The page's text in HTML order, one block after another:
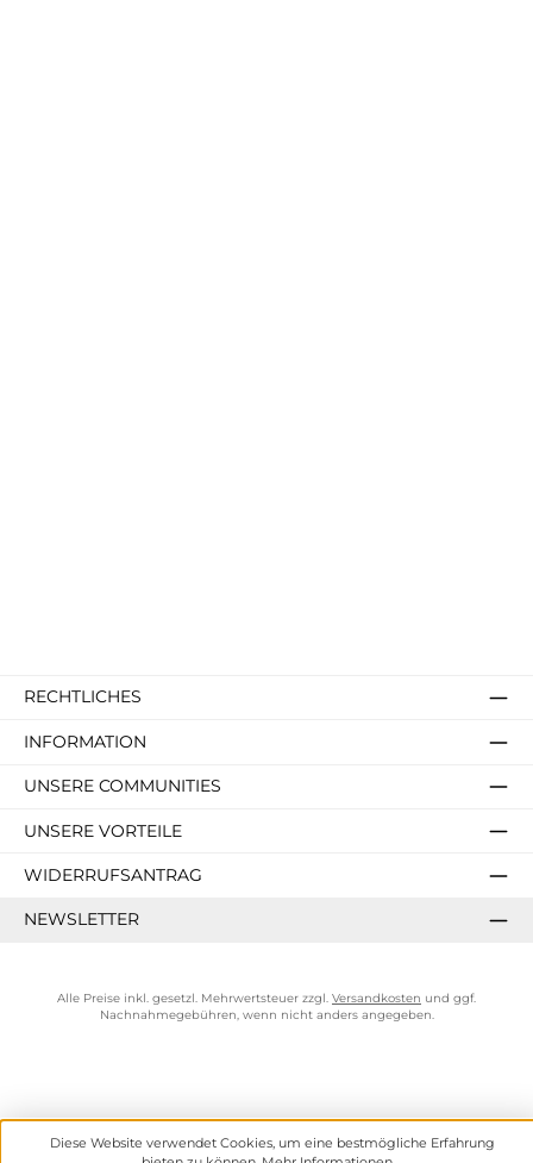
RECHTLICHES
INFORMATION
UNSERE COMMUNITIES
UNSERE VORTEILE
WIDERRUFSANTRAG
NEWSLETTER
Alle Preise inkl. gesetzl. Mehrwertsteuer zzgl. Versandkosten und ggf.
Nachnahmegebühren, wenn nicht anders angegeben.
Diese Website verwendet Cookies, um eine bestmögliche Erfahrung